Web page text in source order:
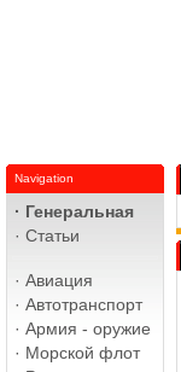
Navigation
· Генеральная
· Статьи
· Авиация
· Автотранспорт
· Армия - оружие
· Морской флот